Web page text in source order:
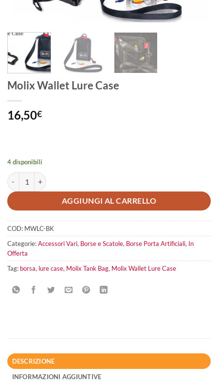
Molix Wallet Lure Case
16,50€
4 disponibili
Molix Wallet Lure Case quantità
AGGIUNGI AL CARRELLO
COD: MWLC-BK
Categorie:Accessori Vari, Borse e Scatole, Borse Porta Artificiali, In
Offerta
Tag: borsa, lure case, Molix Tank Bag, Molix Wallet Lure Case
DESCRIZIONE
INFORMAZIONI AGGIUNTIVE